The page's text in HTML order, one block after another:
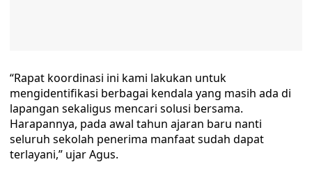
“Rapat koordinasi ini kami lakukan untuk
mengidentifikasi berbagai kendala yang masih ada di
lapangan sekaligus mencari solusi bersama.
Harapannya, pada awal tahun ajaran baru nanti
seluruh sekolah penerima manfaat sudah dapat
terlayani,” ujar Agus.